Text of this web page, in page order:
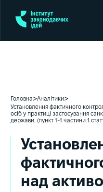
Головна>Аналітики>
Установлення фактичного
осіб у практиці застосування
держави. (пункт 1-1 частини 1
над